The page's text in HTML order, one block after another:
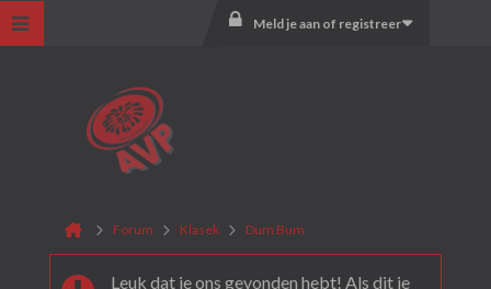
Meld je aan of registreer
Forum Klasek Dum Bum
Leuk dat je ons gevonden hebt! Als dit je